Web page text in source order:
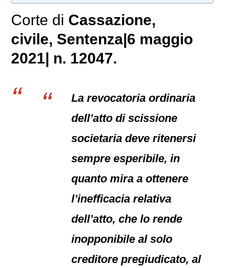
Corte di Cassazione,
civile, Sentenza|6 maggio
2021| n. 12047.
La revocatoria ordinaria
dell’atto di scissione
societaria deve ritenersi
sempre esperibile, in
quanto mira a ottenere
l’inefficacia relativa
dell’atto, che lo rende
inopponibile al solo
creditore pregiudicato, al